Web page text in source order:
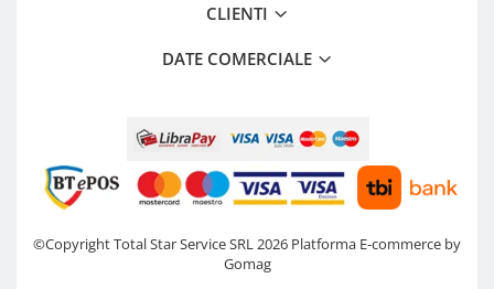
CLIENTI
DATE COMERCIALE
©Copyright Total Star Service SRL 2026 Platforma E-commerce by
Gomag